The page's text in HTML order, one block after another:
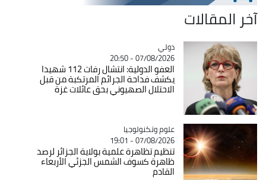
آخر المقالات
Catégorie
دولي
07/08/2026 - 20:50
العفو الدولية: انتشال رفات 112 شهيدا
يكشف فداحة الجرائم المرتكبة من قبل
الاحتلال الصهيوني بحق عائلات غزة
Catégorie
علوم وتكنولوجيا
07/08/2026 - 19:01
تنظيم تظاهرة علمية بولاية الجزائر لرصد
ظاهرة كسوف الشمس الجزئي الأربعاء
القادم